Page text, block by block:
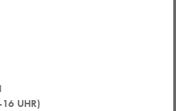
UHR)